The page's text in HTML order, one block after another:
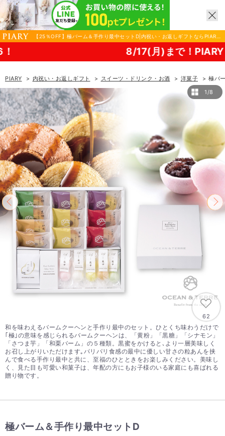
【25％OFF】極バーム＆手作り最中セットD|内祝い・お返しギフトならPIARY
（ピアリー）
8/17(月)まで！PIARY 夏祭り
PIARY 内祝い・お返しギフト スイーツ・ドリンク・お酒 洋菓子
極バ
1/8
62
和を味わえるバームクーヘンと手作り最中のセット。ひとくち味わうだけで
｢極｣の意味を感じられるバームクーヘンは、「黄粉」「黒糖」「シナモン」
「さつま芋」「和栗バーム」の５種類。黒蜜をかけると､より一層美味しく
お召し上がりいただけます｡パリパリ食感の最中に優しい甘さの粒あんを挟
んで食べる手作り最中と共に、至福のひとときをお楽しみください。美味し
く、見た目も可愛い和菓子は、年配の方にもお子様のいる家庭にも喜ばれる
贈り物です。
極バーム＆手作り最中セットD